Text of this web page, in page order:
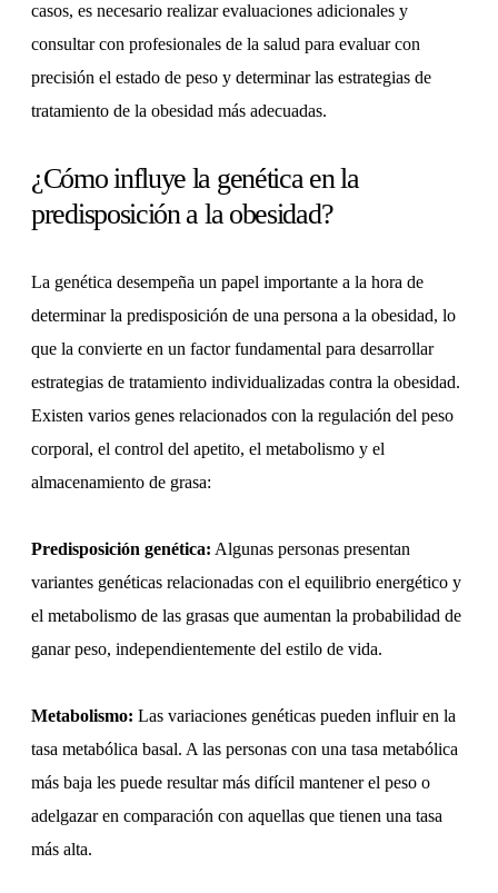
casos, es necesario realizar evaluaciones adicionales y
consultar con profesionales de la salud para evaluar con
precisión el estado de peso y determinar las estrategias de
tratamiento de la obesidad más adecuadas.
¿Cómo influye la genética en la
predisposición a la obesidad?
La genética desempeña un papel importante a la hora de
determinar la predisposición de una persona a la obesidad, lo
que la convierte en un factor fundamental para desarrollar
estrategias de tratamiento individualizadas contra la obesidad.
Existen varios genes relacionados con la regulación del peso
corporal, el control del apetito, el metabolismo y el
almacenamiento de grasa:
Predisposición genética: Algunas personas presentan
variantes genéticas relacionadas con el equilibrio energético y
el metabolismo de las grasas que aumentan la probabilidad de
ganar peso, independientemente del estilo de vida.
Metabolismo: Las variaciones genéticas pueden influir en la
tasa metabólica basal. A las personas con una tasa metabólica
más baja les puede resultar más difícil mantener el peso o
adelgazar en comparación con aquellas que tienen una tasa
más alta.